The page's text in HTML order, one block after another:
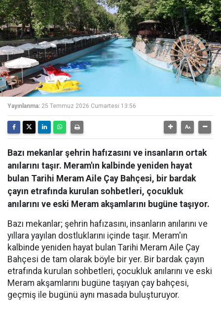
Yayınlanma: 25 Temmuz 2026 Cumartesi 13:56
Bazı mekanlar şehrin hafızasını ve insanların ortak
anılarını taşır. Meram'ın kalbinde yeniden hayat
bulan Tarihi Meram Aile Çay Bahçesi, bir bardak
çayın etrafında kurulan sohbetleri, çocukluk
anılarını ve eski Meram akşamlarını bugüne taşıyor.
Bazı mekanlar; şehrin hafızasını, insanların anılarını ve
yıllara yayılan dostluklarını içinde taşır. Meram'ın
kalbinde yeniden hayat bulan Tarihi Meram Aile Çay
Bahçesi de tam olarak böyle bir yer. Bir bardak çayın
etrafında kurulan sohbetleri, çocukluk anılarını ve eski
Meram akşamlarını bugüne taşıyan çay bahçesi,
geçmiş ile bugünü aynı masada buluşturuyor.